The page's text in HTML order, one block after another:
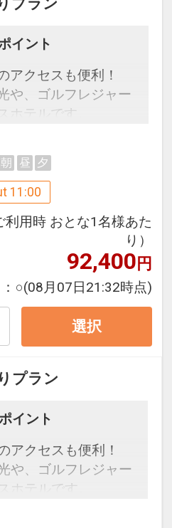
プラン
イント
アクセスも便利！
や、ゴルフレジャー
ホテルです。
のお客様向けの割安
しました。
部屋にございま
東口より徒歩2分
徒歩4分
田駅or成田駅の所要
徒歩20分
分
で
朝 昼 夕
11:00
利用時 おとな1名様あた
り）
92,400円
○(08月07日21:32時点)
選択
プラン
イント
アクセスも便利！
や、ゴルフレジャー
ホテルです。